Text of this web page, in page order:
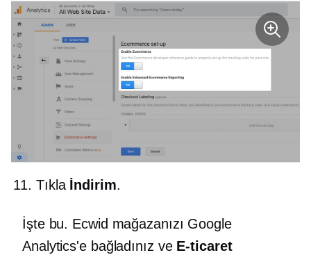
Tıkla İndirim.
İşte bu. Ecwid mağazanızı Google
Analytics'e bağladınız ve E-ticaret